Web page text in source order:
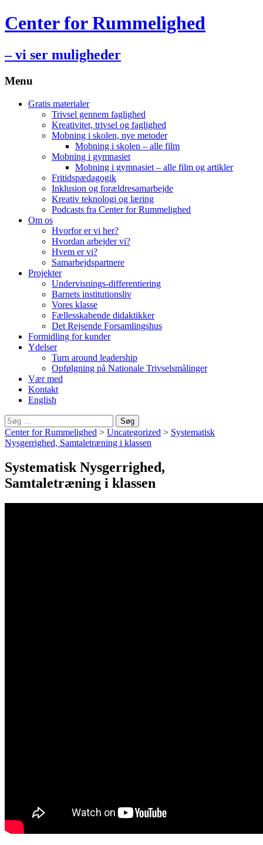
Center for Rummelighed
– vi ser muligheder
Menu
Hop
Gratis materialer
Trivsel gennem faglighed
Kreativitet, trivsel og faglighed
Mobning i skolen, nye metoder
Mobning i skolen – alle film
Mobning i gymnasiet
Mobning i gymnasiet – alle film og artikler
Fritidspædagogik
Inklusion og forældresamarbejde
Kreativ teknologi og læring
Podcasts fra Center for Rummelighed
Om os
Hvorfor er vi her?
Hvordan arbejder vi?
Hvem er vi?
Samarbejdspartnere
Projekter
Undervisnings-differentiering
Barnets institutionsliv
Vores klasse
Fællesskabende didaktikker
Det Rejsende Forsamlingshus
Formidling for kunder
Ydelser
Turn around leadership
Opfølgning på Nationale Trivselsmålinger
Vær med
Kontakt
English
Søg
efter:
Center for Rummelighed > Uncategorized > Systematisk
Nysgerrighed, Samtaletræning i klassen
Systematisk Nysgerrighed,
Samtaletræning i klassen